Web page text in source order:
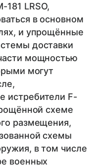
181 LRSO,
в основном
и упрощённые
доставки
мощностью
могут
истребители F-
схеме
размещения,
схемы
в том числе
военных